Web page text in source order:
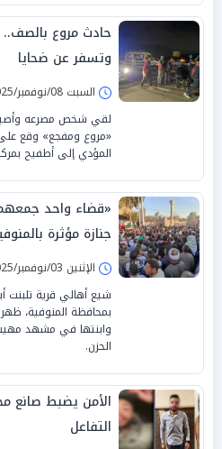
حادث مروع
وتسفر عن ضحايا
السبت 08/نوفمبر/2025 - 08:42 م
«مروع ومفجع» وقع
المؤدي إلى أطفيح
«قضاء واحد
جنازة مؤثرة
الإثنين 03/نوفمبر/2025 - 01:08 م
شيع أهالي قرية تلبنت
بمحافظة المنوفية، ظهر
وابنتها في مشهد
الحزن.
الأمن يضبط صانع
التفاعل